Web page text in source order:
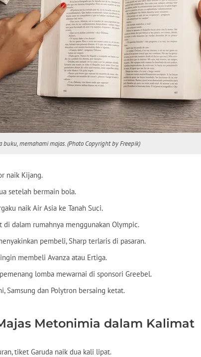
buku, memahami majas. (Photo Copyright by Freepik)
naik Kijang.
setelah bermain bola.
naik Air Asia ke Tanah Suci.
di dalam rumahnya menggunakan Olympic.
pembeli, Sharp terlaris di pasaran.
membeli Avanza atau Ertiga.
lomba mewarnai di sponsori Greebel.
Samsung dan Polytron bersaing ketat.
Metonimia dalam Kalimat
tiket Garuda naik dua kali lipat.